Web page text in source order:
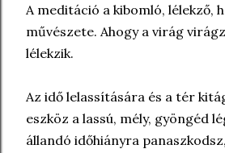
A meditáció a kibomló, lélekző,
művészete. Ahogy a virág
lélekzik.
Az idő lelassítására és a tér
eszköz a lassú, mély, gyöngéd
állandó időhiányra